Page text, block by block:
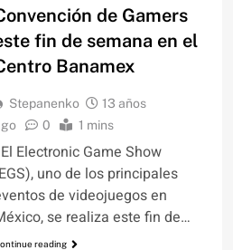
de Gamers
fin de semana en el
Banamex
Stepanenko
13 años
0 1 mins
El Electronic Game Show
uno de los principales
de videojuegos en
se realiza este fin de…
reading